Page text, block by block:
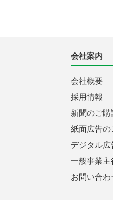
会社案内
会社概要
採用情報
新聞のご購
紙面広告の
デジタル広
一般事業主
お問い合わ